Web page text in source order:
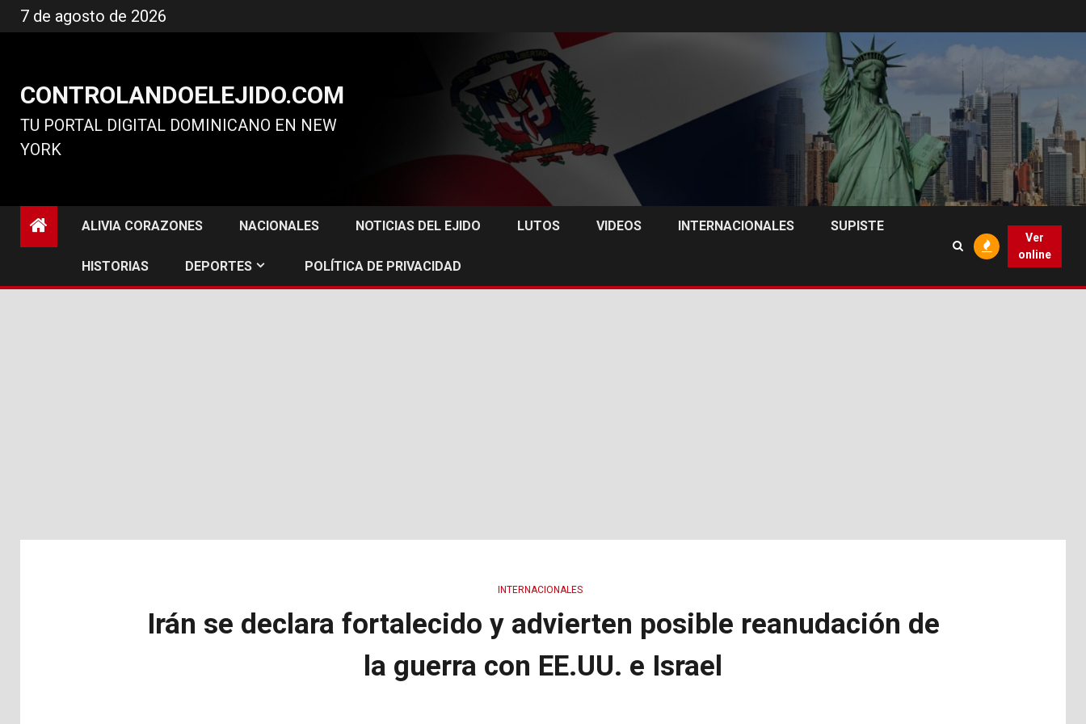
al
7 de agosto de 2026
CONTROLANDOELEJIDO.COM
TU PORTAL DIGITAL DOMINICANO EN NEW
YORK
ALIVIA CORAZONES NACIONALES NOTICIAS DEL EJIDO LUTOS VIDEOS INTERNACIONALES SUPISTE
HISTORIAS DEPORTES POLÍTICA DE PRIVACIDAD
Ver
online
INTERNACIONALES
Irán se declara fortalecido y advierten posible reanudación de
la guerra con EE.UU. e Israel